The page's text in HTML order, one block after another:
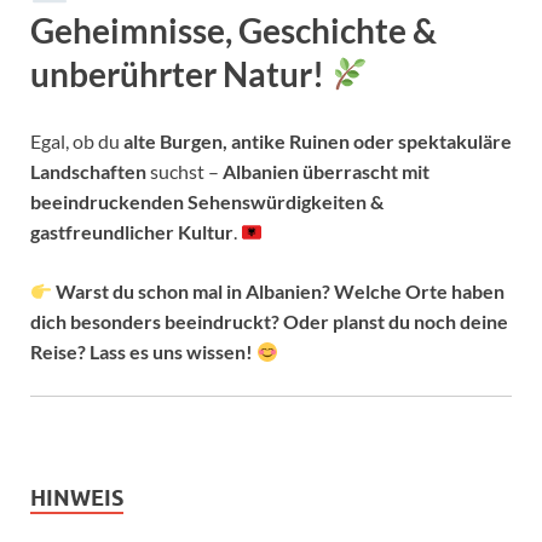
Geheimnisse, Geschichte &
unberührter Natur!
Egal, ob du alte Burgen, antike Ruinen oder spektakuläre
Landschaftensuchst – Albanien überrascht mit
beeindruckenden Sehenswürdigkeiten &
gastfreundlicher Kultur.
Warst du schon mal in Albanien? Welche Orte haben
dich besonders beeindruckt? Oder planst du noch deine
Reise? Lass es uns wissen!
HINWEIS